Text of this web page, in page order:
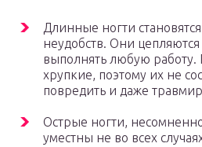
Длинные ногти
неудобств. Они
выполнять любую
хрупкие, поэтому их не
повредить и даже
Острые ногти,
уместны не во всех